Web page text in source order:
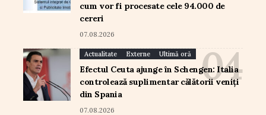
cum vor fi procesate cele 94.000 de
cereri
07.08.2026
Actualitate Externe Ultimă oră
Efectul Ceuta ajunge în Schengen: Italia
controlează suplimentar călătorii veniți
din Spania
07.08.2026